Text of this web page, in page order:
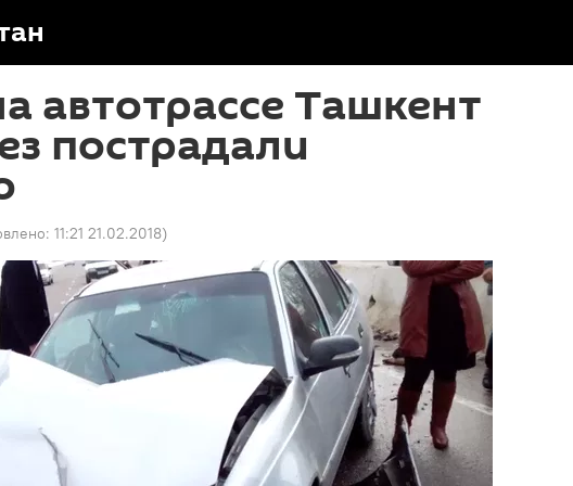
автотрассе Ташкент
пострадали
11:21 21.02.2018)